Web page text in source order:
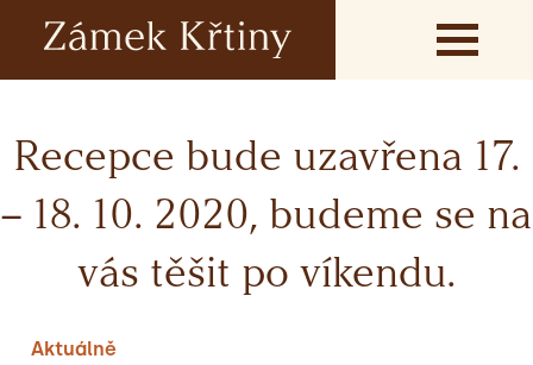
Recepce bude uzavřena 17.
– 18. 10. 2020, budeme se na
vás těšit po víkendu.
Aktuálně